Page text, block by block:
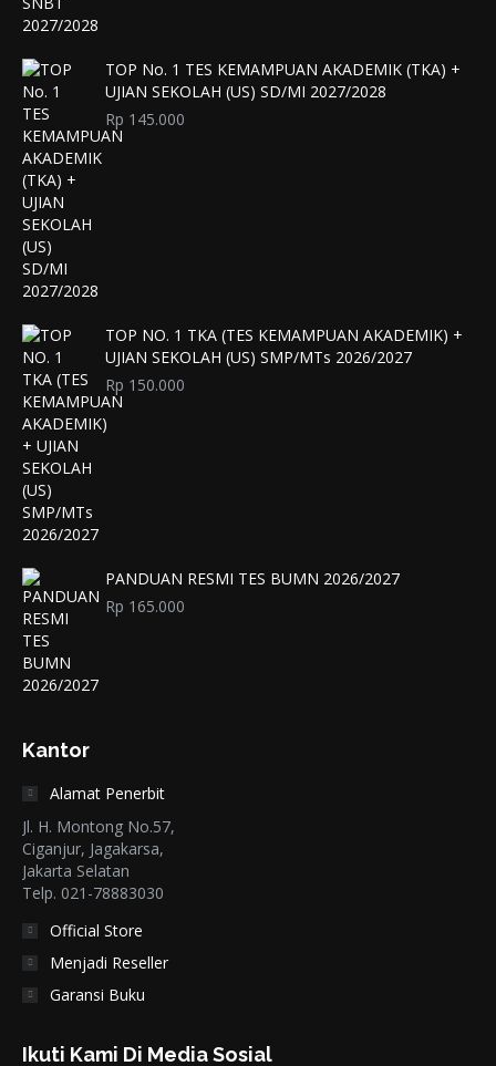
TOP No. 1 TES KEMAMPUAN AKADEMIK (TKA) +
UJIAN SEKOLAH (US) SD/MI 2027/2028
Rp 145.000
TOP NO. 1 TKA (TES KEMAMPUAN AKADEMIK) +
UJIAN SEKOLAH (US) SMP/MTs 2026/2027
Rp 150.000
PANDUAN RESMI TES BUMN 2026/2027
Rp 165.000
Kantor
Alamat Penerbit
Jl. H. Montong No.57,
Ciganjur, Jagakarsa,
Jakarta Selatan
Telp. 021-78883030
Official Store
Menjadi Reseller
Garansi Buku
Ikuti Kami Di Media Sosial